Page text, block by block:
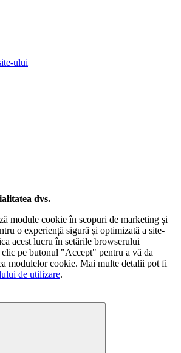
ului
dvs.
module cookie în scopuri de marketing și
o experiență sigură și optimizată a site-
acest lucru în setările browserului
clic pe butonul "Accept" pentru a vă da
modulelor cookie. Mai multe detalii pot fi
de utilizare.